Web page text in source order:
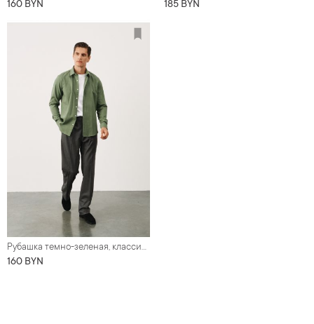
160 BYN 185 BYN
Рубашка темно-зеленая, классика воротник, 100% хлопок
160 BYN